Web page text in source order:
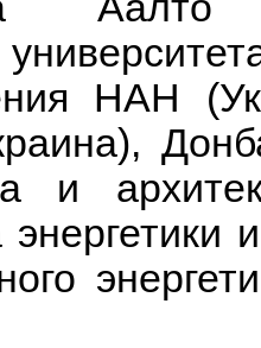
НАН
и
энергетики